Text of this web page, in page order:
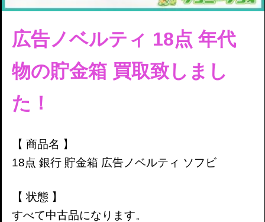
広告ノベルティ 18点 年代
物の貯金箱 買取致しまし
た！
【 商品名 】
18点 銀行 貯金箱 広告ノベルティ ソフビ
【 状態 】
すべて中古品になります。